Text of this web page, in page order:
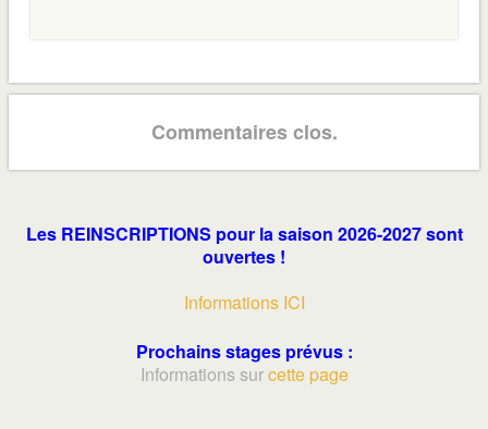
Commentaires clos.
Les REINSCRIPTIONS pour la saison 2026-2027 sont
ouvertes !
Informations ICI
Prochains stages prévus :
Informations surcette page